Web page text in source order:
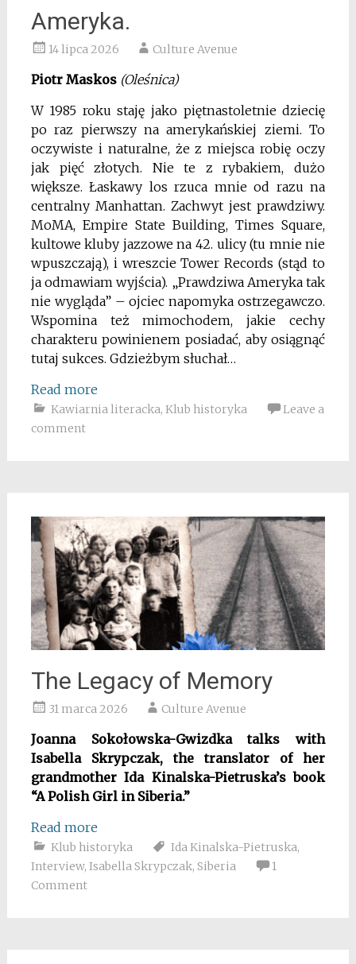
Ameryka.
14 lipca 2026 Culture Avenue
Piotr Maskos (Oleśnica)
W 1985 roku staję jako piętnastoletnie dziecię
po raz pierwszy na amerykańskiej ziemi. To
oczywiste i naturalne, że z miejsca robię oczy
jak pięć złotych. Nie te z rybakiem, dużo
większe. Łaskawy los rzuca mnie od razu na
centralny Manhattan. Zachwyt jest prawdziwy.
MoMA, Empire State Building, Times Square,
kultowe kluby jazzowe na 42. ulicy (tu mnie nie
wpuszczają), i wreszcie Tower Records (stąd to
ja odmawiam wyjścia). „Prawdziwa Ameryka tak
nie wygląda” – ojciec napomyka ostrzegawczo.
Wspomina też mimochodem, jakie cechy
charakteru powinienem posiadać, aby osiągnąć
tutaj sukces. Gdzieżbym słuchał…
Read more
Kawiarnia literacka, Klub historyka
Leave a
comment
The Legacy of Memory
31 marca 2026 Culture Avenue
Joanna Sokołowska-Gwizdka talks with
Isabella Skrypczak, the translator of her
grandmother Ida Kinalska-Pietruska’s book
“A Polish Girl in Siberia.”
Read more
Klub historyka Ida Kinalska-Pietruska,
Interview, Isabella Skrypczak, Siberia
1
Comment